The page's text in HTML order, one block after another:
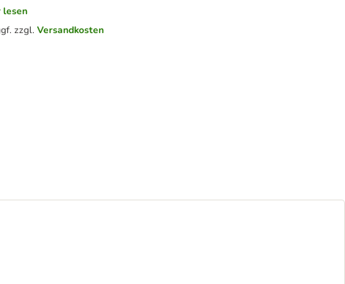
lesen
zzgl. Versandkosten